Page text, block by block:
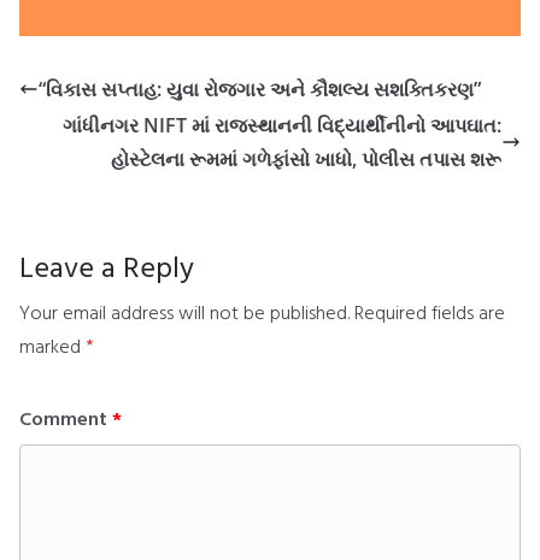
“વિકાસ સપ્તાહ: યુવા રોજગાર અને કૌશલ્ય સશક્તિકરણ”
ગાંધીનગર NIFT માં રાજસ્થાનની વિદ્યાર્થીનીનો આપઘાત:
હોસ્ટેલના રૂમમાં ગળેફાંસો ખાધો, પોલીસ તપાસ શરૂ
Leave a Reply
Your email address will not be published. Required fields are
marked *
Comment *